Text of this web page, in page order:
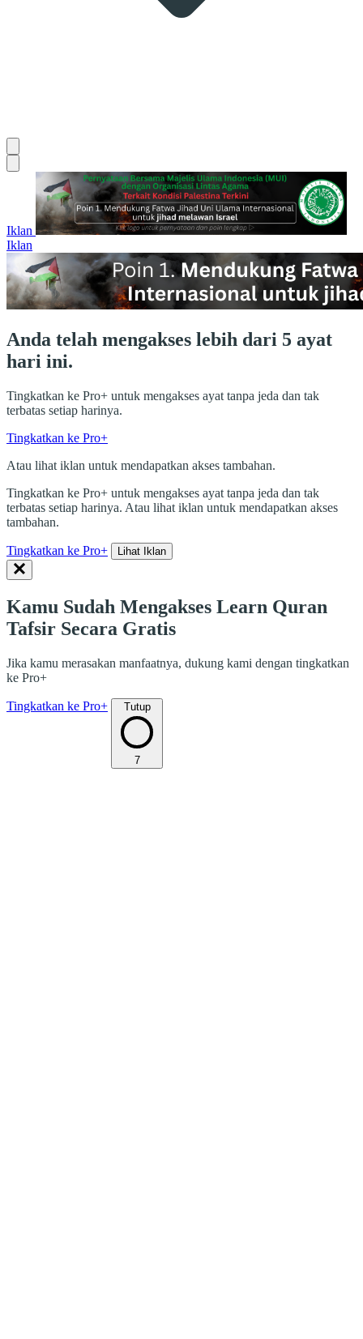
Iklan
Iklan
Anda telah mengakses lebih dari 5 ayat
hari ini.
Tingkatkan ke Pro+ untuk mengakses ayat tanpa jeda dan tak
terbatas setiap harinya.
Tingkatkan ke Pro+
Atau lihat iklan untuk mendapatkan akses tambahan.
Tingkatkan ke Pro+ untuk mengakses ayat tanpa jeda dan tak
terbatas setiap harinya. Atau lihat iklan untuk mendapatkan akses
tambahan.
Tingkatkan ke Pro+ Lihat Iklan
Kamu Sudah Mengakses Learn Quran
Tafsir Secara Gratis
Jika kamu merasakan manfaatnya, dukung kami dengan tingkatkan
ke Pro+
Tingkatkan ke Pro+ Tutup
7